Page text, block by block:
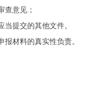
意见；
提交的其他文件。
材料的真实性负责。